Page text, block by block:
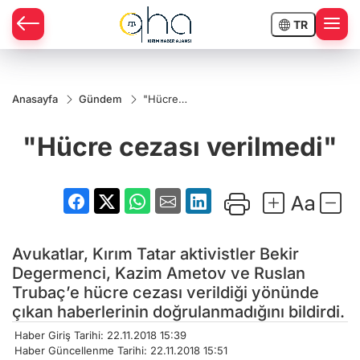
TR
Anasayfa Gündem
"Hücre
"Hücre cezası verilmedi"
Avukatlar, Kırım Tatar aktivistler Bekir
Degermenci, Kazim Ametov ve Ruslan
Trubaç’e hücre cezası verildiği yönünde
çıkan haberlerinin doğrulanmadığını bildirdi.
Haber Giriş Tarihi: 22.11.2018 15:39
Haber Güncellenme Tarihi: 22.11.2018 15:51